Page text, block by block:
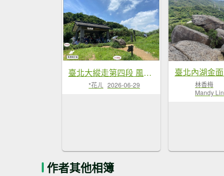
臺北大縱走第四段 風櫃嘴至捷運大湖公園站
*花ㄦ 2026-06-29
林香梅
Mandy Lin
作者其他相簿